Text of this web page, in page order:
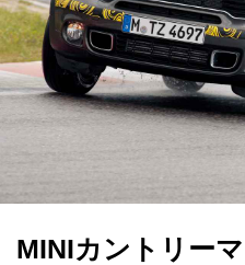
MINIカントリー